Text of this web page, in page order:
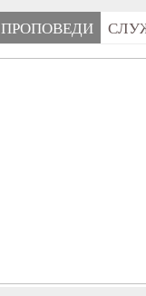
ПРОПОВЕДИ